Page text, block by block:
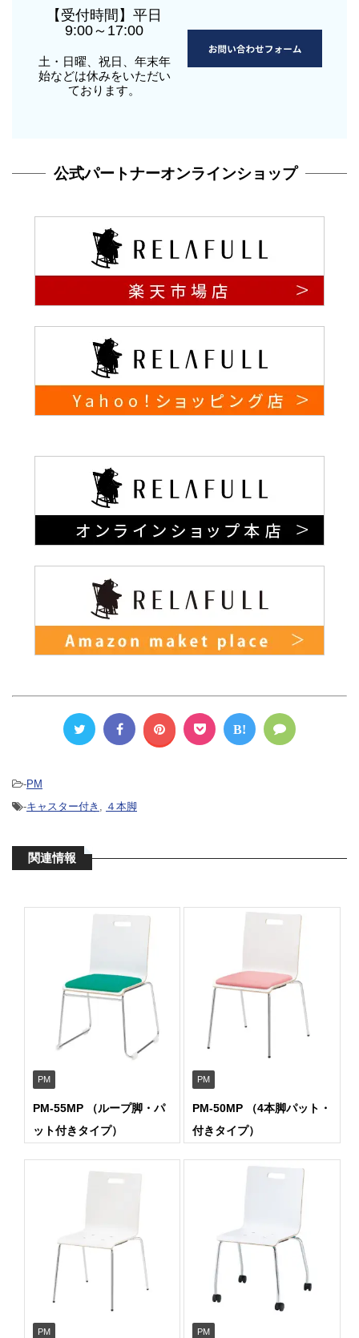
【受付時間】平日
9:00～17:00
土・日曜、祝日、年末年
始などは休みをいただい
ております。
公式パートナーオンラインショップ
B!
-PM
-キャスター付き ４本脚
関連情報
PM
PM-55MP （ループ脚・パ
ット付きタイプ）
PM
PM-50MP （4本脚パット・
付きタイプ）
PM PM